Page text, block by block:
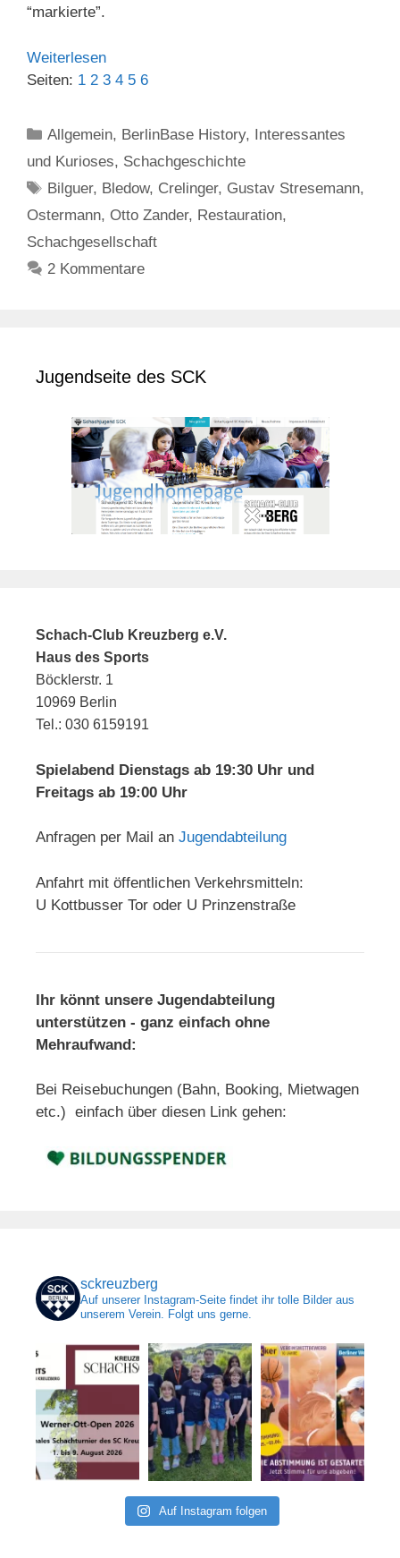
“markierte”.
Weiterlesen
Seiten: 1 2 3 4 5 6
Kategorien
Allgemein, BerlinBase History, Interessantes
und Kurioses, Schachgeschichte
Schlagwörter
Bilguer, Bledow, Crelinger, Gustav Stresemann,
Ostermann, Otto Zander, Restauration,
Schachgesellschaft
2 Kommentare
Jugendseite des SCK
Schach-Club Kreuzberg e.V.
Haus des Sports
Böcklerstr. 1
10969 Berlin
Tel.: 030 6159191
Spielabend Dienstags ab 19:30 Uhr und
Freitags ab 19:00 Uhr
Anfragen per Mail an Jugendabteilung
Anfahrt mit öffentlichen Verkehrsmitteln:
U Kottbusser Tor oder U Prinzenstraße
Ihr könnt unsere Jugendabteilung
unterstützen - ganz einfach ohne
Mehraufwand:
Bei Reisebuchungen (Bahn, Booking, Mietwagen
etc.) einfach über diesen Link gehen:
sckreuzberg
Auf unserer Instagram-Seite findet ihr tolle Bilder aus
unserem Verein. Folgt uns gerne.
Auf Instagram folgen